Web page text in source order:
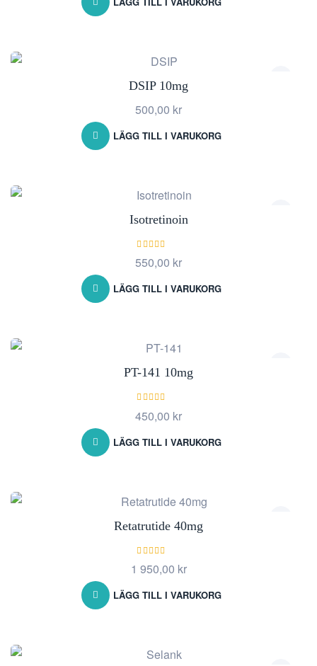
DSIP 10mg
500,00 kr
LÄGG TILL I VARUKORG
Isotretinoin
Betygsatt
5.00 av 5
550,00 kr
LÄGG TILL I VARUKORG
PT-141 10mg
Betygsatt
5.00 av 5
450,00 kr
LÄGG TILL I VARUKORG
Retatrutide 40mg
5.00 av 5
1 950,00 kr
LÄGG TILL I VARUKORG